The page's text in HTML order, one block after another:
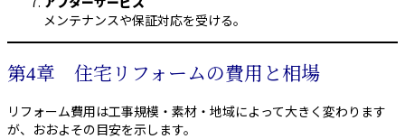
メンテナンスや保証対応を受ける。
第4章 住宅リフォームの費用と相場
リフォーム費用は工事規模・素材・地域によって大きく変わります
が、おおよその目安を示します。